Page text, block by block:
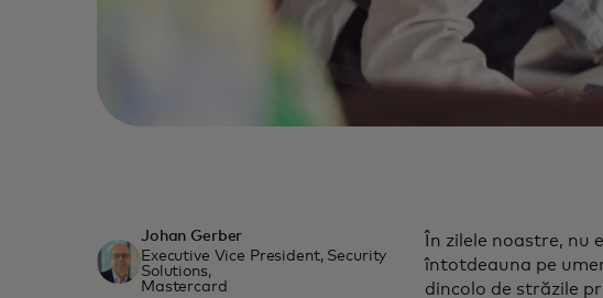
Johan Gerber
Executive Vice President, Security
Solutions,
Mastercard
În zilele noastre, nu
întotdeauna pe
dincolo de străzile